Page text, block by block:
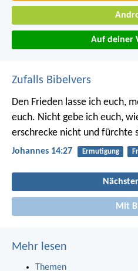
Auf deiner
Zufalls Bibelvers
Den Frieden lasse ich euch,
euch. Nicht gebe ich euch,
erschrecke nicht und fürchte
Johannes 14:27 Ermutigung
Mit
Mehr lesen
Themen